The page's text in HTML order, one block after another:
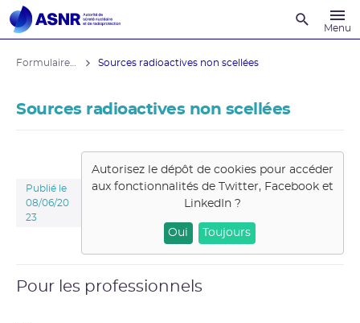
Menu
Sources radioactives non scellées
Sources radioactives non scellées
Publié le
08/06/20
23
Autorisez le dépôt de cookies pour accéder
aux fonctionnalités de Twitter, Facebook et
LinkedIn?
Oui Toujours
Pour les professionnels